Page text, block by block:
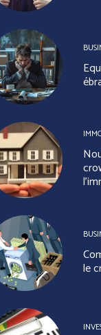
le